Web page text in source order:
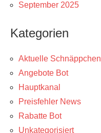
September 2025
Kategorien
Aktuelle Schnäppchen
Angebote Bot
Hauptkanal
Preisfehler News
Rabatte Bot
Unkategorisiert